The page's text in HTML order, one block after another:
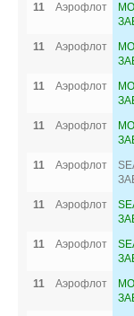
11
Аэрофлот
11
Аэрофлот
11
Аэрофлот
11
Аэрофлот
11
Аэрофлот
11
Аэрофлот
11
Аэрофлот
11
Аэрофлот